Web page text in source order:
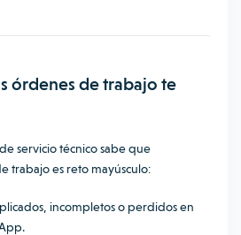
órdenes de trabajo te
servicio técnico sabe que
trabajo es reto mayúsculo:
incompletos o perdidos en